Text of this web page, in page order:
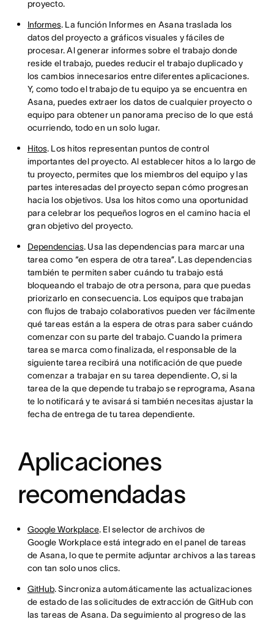
proyecto.
Informes. La función Informes en Asana traslada los
datos del proyecto a gráficos visuales y fáciles de
procesar. Al generar informes sobre el trabajo donde
reside el trabajo, puedes reducir el trabajo duplicado y
los cambios innecesarios entre diferentes aplicaciones.
Y, como todo el trabajo de tu equipo ya se encuentra en
Asana, puedes extraer los datos de cualquier proyecto o
equipo para obtener un panorama preciso de lo que está
ocurriendo, todo en un solo lugar.
Hitos. Los hitos representan puntos de control
importantes del proyecto. Al establecer hitos a lo largo de
tu proyecto, permites que los miembros del equipo y las
partes interesadas del proyecto sepan cómo progresan
hacia los objetivos. Usa los hitos como una oportunidad
para celebrar los pequeños logros en el camino hacia el
gran objetivo del proyecto.
Dependencias. Usa las dependencias para marcar una
tarea como “en espera de otra tarea”. Las dependencias
también te permiten saber cuándo tu trabajo está
bloqueando el trabajo de otra persona, para que puedas
priorizarlo en consecuencia. Los equipos que trabajan
con flujos de trabajo colaborativos pueden ver fácilmente
qué tareas están a la espera de otras para saber cuándo
comenzar con su parte del trabajo. Cuando la primera
tarea se marca como finalizada, el responsable de la
siguiente tarea recibirá una notificación de que puede
comenzar a trabajar en su tarea dependiente. O, si la
tarea de la que depende tu trabajo se reprograma, Asana
te lo notificará y te avisará si también necesitas ajustar la
fecha de entrega de tu tarea dependiente.
Aplicaciones
recomendadas
Google Workplace. El selector de archivos de
Google Workplace está integrado en el panel de tareas
de Asana, lo que te permite adjuntar archivos a las tareas
con tan solo unos clics.
GitHub. Sincroniza automáticamente las actualizaciones
de estado de las solicitudes de extracción de GitHub con
las tareas de Asana. Da seguimiento al progreso de las